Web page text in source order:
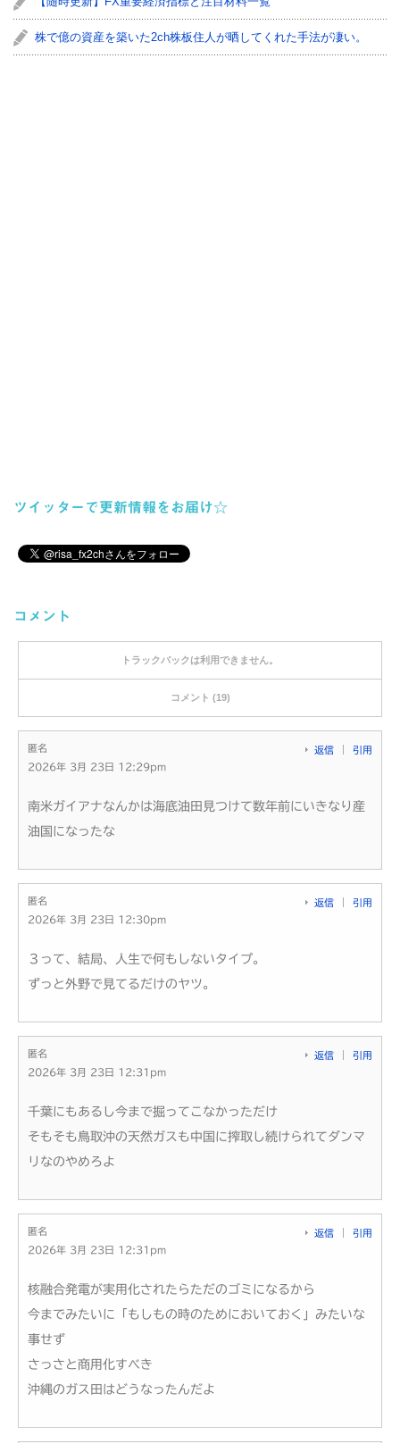
株で億の資産を築いた2ch株板住人が晒してくれた手法が凄い。
ツイッターで更新情報をお届け☆
コメント
トラックバックは利用できません。
コメント (19)
匿名
2026年 3月 23日 12:29pm
返信 引用
南米ガイアナなんかは海底油田見つけて数年前にいきなり産
油国になったな
匿名
2026年 3月 23日 12:30pm
返信 引用
３って、結局、人生で何もしないタイプ。
ずっと外野で見てるだけのヤツ。
匿名
2026年 3月 23日 12:31pm
返信 引用
千葉にもあるし今まで掘ってこなかっただけ
そもそも鳥取沖の天然ガスも中国に搾取し続けられてダンマ
リなのやめろよ
匿名
2026年 3月 23日 12:31pm
返信 引用
核融合発電が実用化されたらただのゴミになるから
今までみたいに「もしもの時のためにおいておく」みたいな
事せず
さっさと商用化すべき
沖縄のガス田はどうなったんだよ